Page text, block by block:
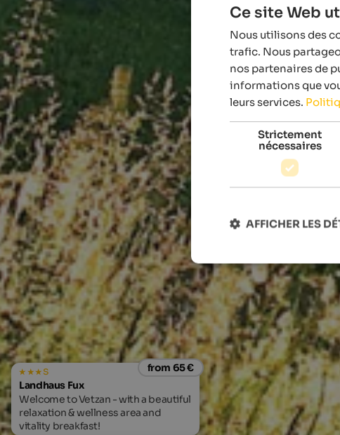
from 65 €
s
Landhaus Fux
Welcome to Vetzan - with a beautiful
relaxation & wellness area and
vitality breakfast!
Ce site Web
Nous utilisons des
trafic. Nous
nos partenaires de
informations que
leurs services.
Strictement
nécessaires
AFFICHER LES